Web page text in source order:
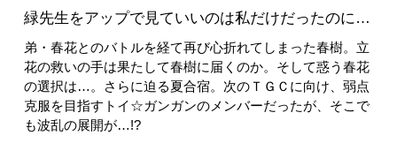
緑先生をアップで見ていいのは私だけだったのに…
弟・春花とのバトルを経て再び心折れてしまった春樹。立
花の救いの手は果たして春樹に届くのか。そして惑う春花
の選択は…。さらに迫る夏合宿。次のＴＧＣに向け、弱点
克服を目指すトイ☆ガンガンのメンバーだったが、そこで
も波乱の展開が…!?